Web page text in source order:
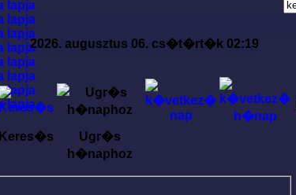
2026. augusztus 06. cs�t�rt�k 02:19
Keres�s
Ugr�s
h�naphoz